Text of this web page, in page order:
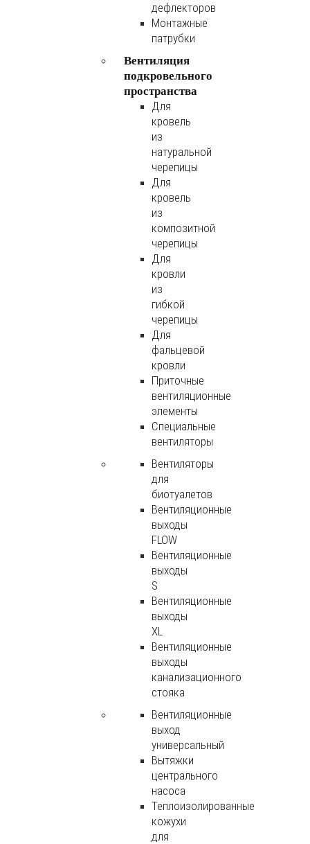
дефлекторов
Монтажные
патрубки
Вентиляция
подкровельного
пространства
Для
кровель
из
натуральной
черепицы
Для
кровель
из
композитной
черепицы
Для
кровли
из
гибкой
черепицы
Для
фальцевой
кровли
Приточные
вентиляционные
элементы
Специальные
вентиляторы
Вентиляторы
для
биотуалетов
Вентиляционные
выходы
FLOW
Вентиляционные
выходы
S
Вентиляционные
выходы
XL
Вентиляционные
выходы
канализационного
стояка
Вентиляционные
выход
универсальный
Вытяжки
центрального
насоса
Теплоизолированные
кожухи
для